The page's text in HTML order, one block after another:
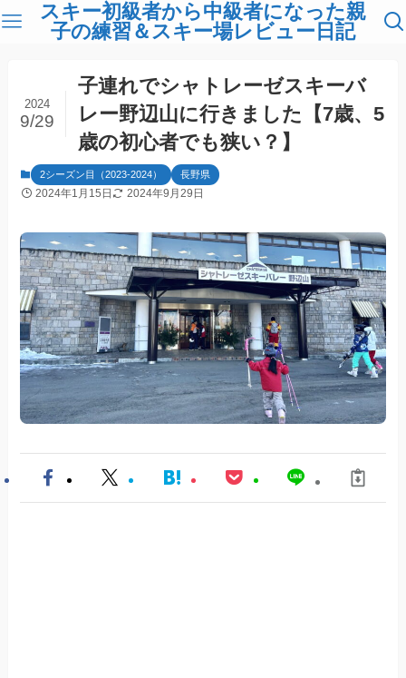
スキー初級者から中級者になった親
子の練習＆スキー場レビュー日記
子連れでシャトレーゼスキーバ
レー野辺山に行きました【7歳、5
歳の初心者でも狭い？】
2024
9/29
2シーズン目（2023-2024） 長野県
2024年1月15日 2024年9月29日